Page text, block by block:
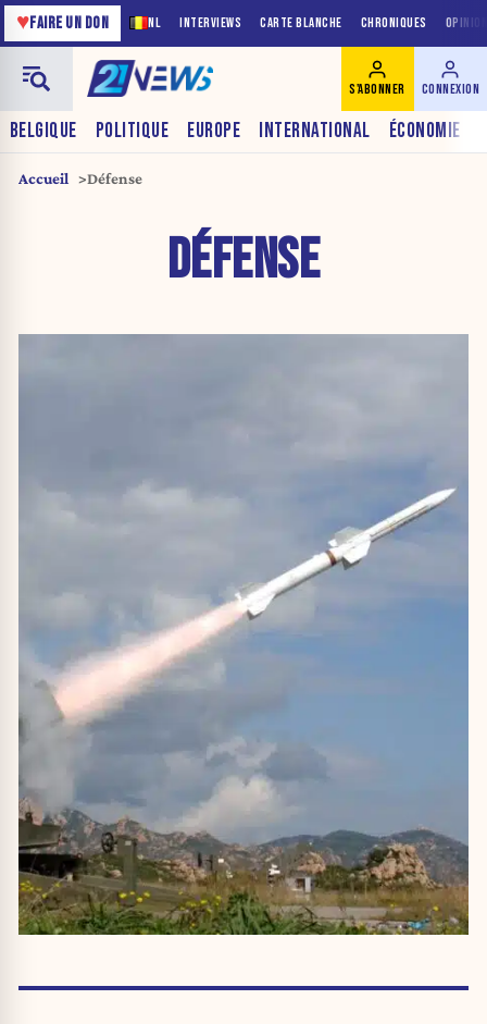
NL INTERVIEWS CARTE BLANCHE CHRONIQUES
♥FAIRE UN DON
BELGIQUE POLITIQUE EUROPE INTERNATIONAL ÉCONOMIE
S'ABONNER CONNEXION
Accueil Défense
DÉFENSE